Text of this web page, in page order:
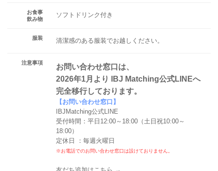
お食事
飲み物
ソフトドリンク付き
服装 清潔感のある服装でお越しください。
注意事項
お問い合わせ窓口は、
2026年1月より IBJ Matching公式LINEへ
完全移行しております。
【お問い合わせ窓口】
IBJMatching公式LINE
受付時間：平日12:00～18:00（土日祝10:00～
18:00）
定休日 ：毎週火曜日
※お電話でのお問い合わせ窓口は設けておりません。